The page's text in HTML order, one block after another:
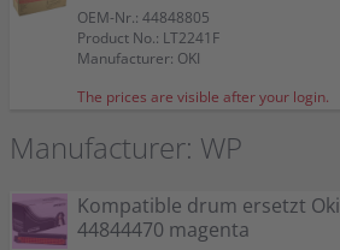
OEM-Nr.: 44848805
Product No.: LT2241F
Manufacturer: OKI
The prices are visible after your login.
Manufacturer: WP
Kompatible drum ersetzt Oki
44844470 magenta